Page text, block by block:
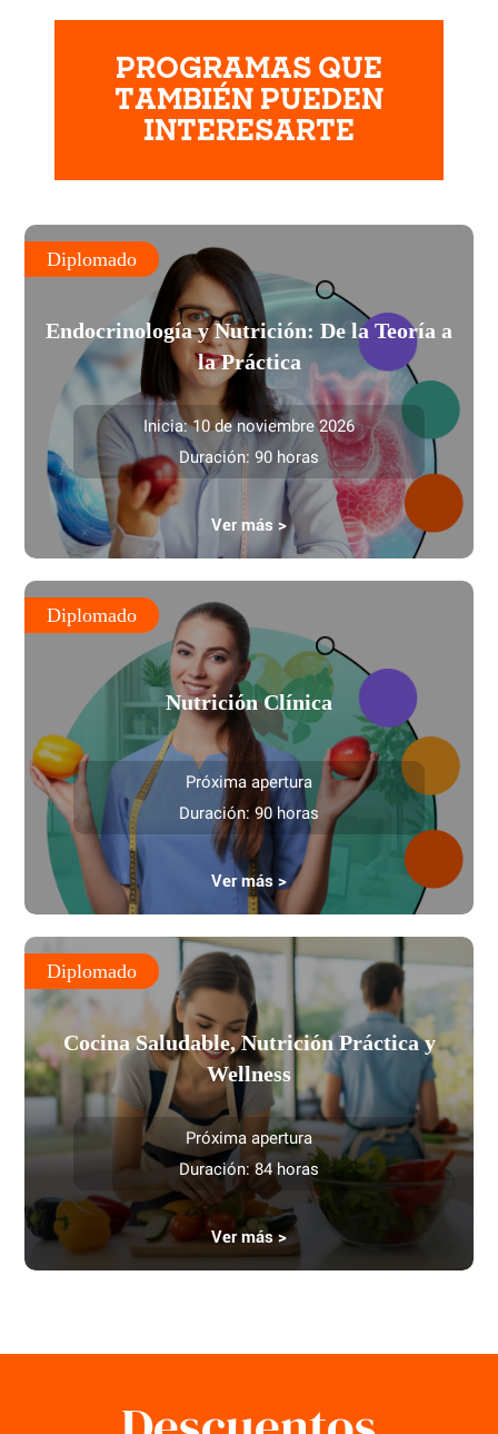
PROGRAMAS QUE
TAMBIÉN PUEDEN
INTERESARTE
Endocrinología y Nutrición: De la Teoría a
la Práctica
Inicia: 10 de noviembre 2026
Duración: 90 horas
Ver más >
Diplomado
Nutrición Clínica
Próxima apertura
Duración: 90 horas
Ver más >
Diplomado
Cocina Saludable, Nutrición Práctica y
Wellness
Próxima apertura
Duración: 84 horas
Ver más >
Diplomado